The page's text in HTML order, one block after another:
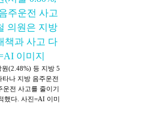
(2.48%) 등 지방 5
나 지방 음주운전
운전 사고를 줄이기
했다. 사진=AI 이미